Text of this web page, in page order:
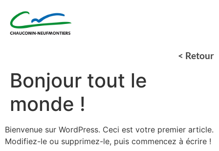
< Retour
Bonjour tout le
monde !
Bienvenue sur WordPress. Ceci est votre premier article.
Modifiez-le ou supprimez-le, puis commencez à écrire !